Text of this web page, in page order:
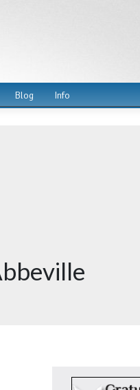
Blog Info